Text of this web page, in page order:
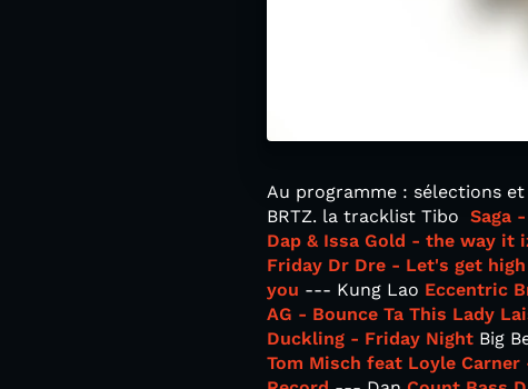
Au programme : sélections
BRTZ. la tracklist Tibo Saga
Dap & Issa Gold - the way it
Friday Dr Dre - Let's get high
you --- Kung Lao Eccentric
AG - Bounce Ta This Lady
Duckling - Friday Night Big
Tom Misch feat Loyle